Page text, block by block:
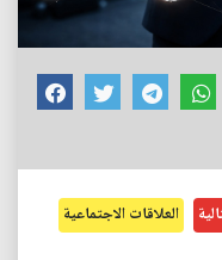
العلاقات الاجتماعية